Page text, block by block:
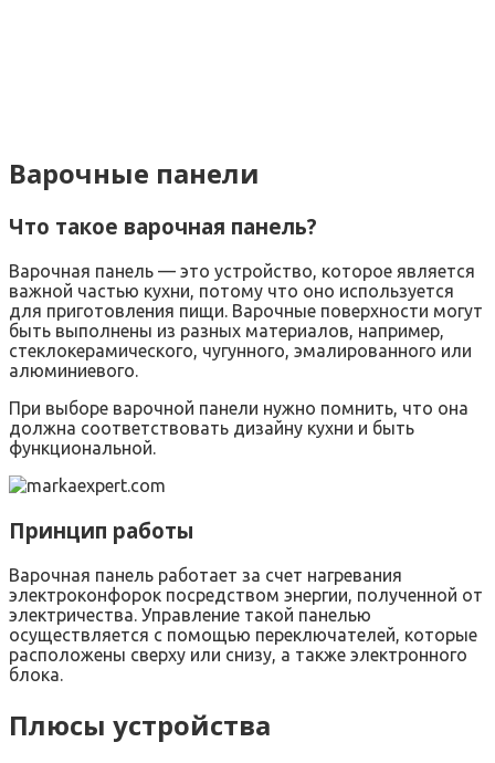
Варочные панели
Что такое варочная панель?
Варочная панель — это устройство, которое является
важной частью кухни, потому что оно используется
для приготовления пищи. Варочные поверхности могут
быть выполнены из разных материалов, например,
стеклокерамического, чугунного, эмалированного или
алюминиевого.
При выборе варочной панели нужно помнить, что она
должна соответствовать дизайну кухни и быть
функциональной.
Принцип работы
Варочная панель работает за счет нагревания
электроконфорок посредством энергии, полученной от
электричества. Управление такой панелью
осуществляется с помощью переключателей, которые
расположены сверху или снизу, а также электронного
блока.
Плюсы устройства